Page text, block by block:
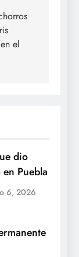
el
dio
Puebla
6, 2026